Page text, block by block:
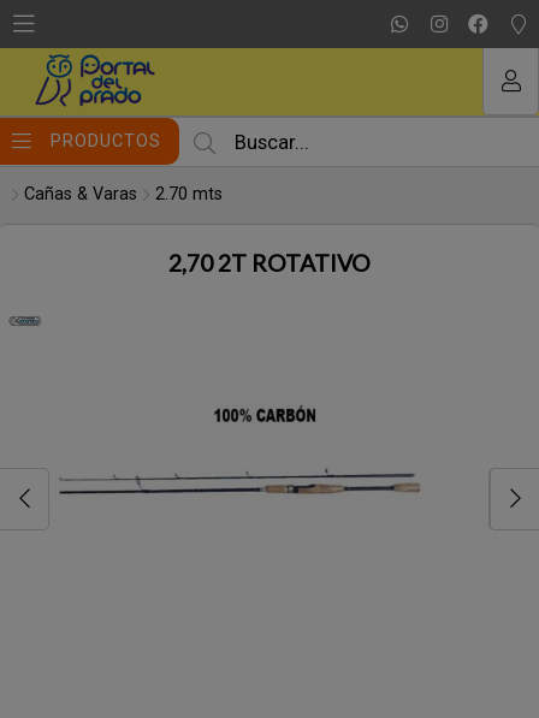
PRODUCTOS
Cañas & Varas 2.70 mts
2,70 2T ROTATIVO